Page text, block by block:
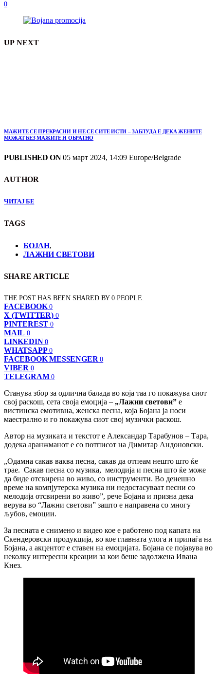
0
UP NEXT
МАЖИТЕ СЕ ПРЕКРАСНИ И НЕ СЕ СИТЕ ИСТИ – ЗАБЛУДА Е ДЕКА ЖЕНИТЕ
МОЖАТ БЕЗ МАЖИТЕ И ОБРАТНО
PUBLISHED ON05 март 2024, 14:09 Europe/Belgrade
AUTHOR
ЧИТАЈ БЕ
TAGS
БОЈАН,
ЛАЖНИ СВЕТОВИ
SHARE ARTICLE
THE POST HAS BEEN SHARED BY0 PEOPLE.
FACEBOOK 0
X (TWITTER) 0
PINTEREST 0
MAIL 0
LINKEDIN 0
WHATSAPP 0
FACEBOOK MESSENGER 0
VIBER 0
TELEGRAM 0
Станува збор за одлична балада во која таа го покажува сиот
свој раскош, сета своја емоција – „Лажни светови” е
вистинска емотивна, женска песна, која Бојана ја носи
маестрално и го покажува сиот свој музички раскош.
Автор на музиката и текстот е Александар Тарабунов – Тара,
додека аранжманот е со потписот на Димитар Андоновски.
„Одамна сакав ваква песна, сакав да отпеам нешто што ќе
трае. Сакав песна со музика, мелодија и песна што ќе може
да биде отсвирена во живо, со инструменти. Во денешно
време на компјутерска музика ни недостасуваат песни со
мелодија отсвирени во живо”, рече Бојана и призна дека
верува во “Лажни светови” зашто е направена со многу
љубов, емоции.
За песната е снимено и видео кое е работено под капата на
Скендеровски продукција, во кое главната улога и припаѓа на
Бојана, а акцентот е ставен на емоцијата. Бојана се појавува во
неколку интересни креации за кои беше задолжена Ивана
Кнез.